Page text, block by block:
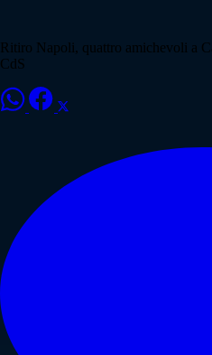
Ritiro Napoli, quattro amichevoli a
CdS